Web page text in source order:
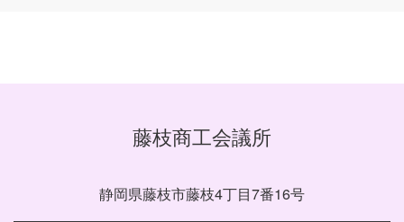
藤枝商工会議所
静岡県藤枝市藤枝4丁目7番16号